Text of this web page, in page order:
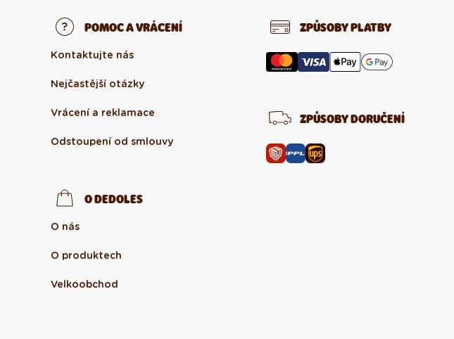
POMOC A VRÁCENÍ
Kontaktujte nás
Nejčastější otázky
Vrácení a reklamace
Odstoupení od smlouvy
O DEDOLES
O nás
O produktech
Velkoobchod
ZPŮSOBY PLATBY
ZPŮSOBY DORUČENÍ